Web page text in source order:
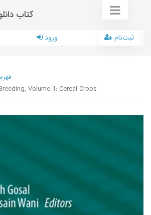
کتاب
ورود ثبت‌نام
Volume 1: Cereal Crops